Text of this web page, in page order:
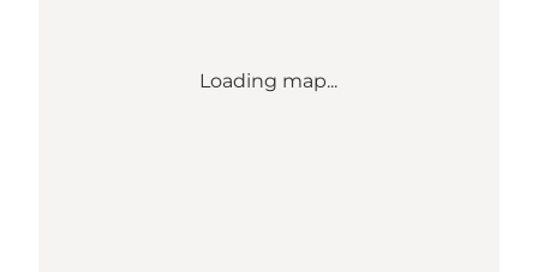
Loading map...